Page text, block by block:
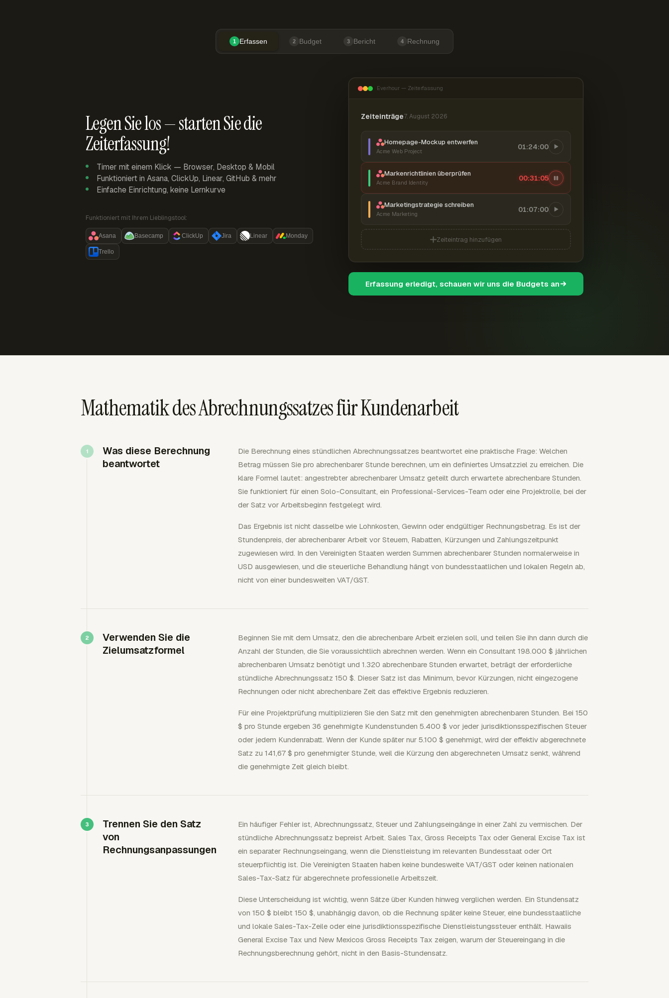
1 Erfassen 2 Budget 3 Bericht 4 Rechnung
Legen Sie los — starten Sie die
Zeiterfassung!
Timer mit einem Klick — Browser, Desktop & Mobil
Funktioniert in Asana, ClickUp, Linear, GitHub & mehr
Einfache Einrichtung, keine Lernkurve
Funktioniert mit Ihrem Lieblingstool:
Asana Basecamp ClickUp Jira Linear Monday
Trello
Everhour — Zeiterfassung
Zeiteinträge7. August 2026
Homepage-Mockup entwerfen
Acme Web Project
01:24:00
Markenrichtlinien überprüfen
Acme Brand Identity
00:31:06
Marketingstrategie schreiben
Acme Marketing
01:07:00
Zeiteintrag hinzufügen
Erfassung erledigt, schauen wir uns die Budgets an
Mathematik des Abrechnungssatzes für Kundenarbeit
Was diese Berechnung
beantwortet
Die Berechnung eines stündlichen Abrechnungssatzes beantwortet eine praktische Frage: Welchen
Betrag müssen Sie pro abrechenbarer Stunde berechnen, um ein definiertes Umsatzziel zu erreichen. Die
klare Formel lautet: angestrebter abrechenbarer Umsatz geteilt durch erwartete abrechenbare Stunden.
Sie funktioniert für einen Solo-Consultant, ein Professional-Services-Team oder eine Projektrolle, bei der
der Satz vor Arbeitsbeginn festgelegt wird.
Das Ergebnis ist nicht dasselbe wie Lohnkosten, Gewinn oder endgültiger Rechnungsbetrag. Es ist der
Stundenpreis, der abrechenbarer Arbeit vor Steuern, Rabatten, Kürzungen und Zahlungszeitpunkt
zugewiesen wird. In den Vereinigten Staaten werden Summen abrechenbarer Stunden normalerweise in
USD ausgewiesen, und die steuerliche Behandlung hängt von bundesstaatlichen und lokalen Regeln ab,
nicht von einer bundesweiten VAT/GST.
Verwenden Sie die
Zielumsatzformel
Beginnen Sie mit dem Umsatz, den die abrechenbare Arbeit erzielen soll, und teilen Sie ihn dann durch die
Anzahl der Stunden, die Sie voraussichtlich abrechnen werden. Wenn ein Consultant 198.000 $ jährlichen
abrechenbaren Umsatz benötigt und 1.320 abrechenbare Stunden erwartet, beträgt der erforderliche
stündliche Abrechnungssatz 150 $. Dieser Satz ist das Minimum, bevor Kürzungen, nicht eingezogene
Rechnungen oder nicht abrechenbare Zeit das effektive Ergebnis reduzieren.
Für eine Projektprüfung multiplizieren Sie den Satz mit den genehmigten abrechenbaren Stunden. Bei 150
$ pro Stunde ergeben 36 genehmigte Kundenstunden 5.400 $ vor jeder jurisdiktionsspezifischen Steuer
oder jedem Kundenrabatt. Wenn der Kunde später nur 5.100 $ genehmigt, wird der effektiv abgerechnete
Satz zu 141,67 $ pro genehmigter Stunde, weil die Kürzung den abgerechneten Umsatz senkt, während
die genehmigte Zeit gleich bleibt.
Trennen Sie den Satz
von
Rechnungsanpassungen
Ein häufiger Fehler ist, Abrechnungssatz, Steuer und Zahlungseingänge in einer Zahl zu vermischen. Der
stündliche Abrechnungssatz bepreist Arbeit. Sales Tax, Gross Receipts Tax oder General Excise Tax ist
ein separater Rechnungseingang, wenn die Dienstleistung im relevanten Bundesstaat oder Ort
steuerpflichtig ist. Die Vereinigten Staaten haben keine bundesweite VAT/GST oder keinen nationalen
Sales-Tax-Satz für abgerechnete professionelle Arbeitszeit.
Diese Unterscheidung ist wichtig, wenn Sätze über Kunden hinweg verglichen werden. Ein Stundensatz
von 150 $ bleibt 150 $, unabhängig davon, ob die Rechnung später keine Steuer, eine bundesstaatliche
und lokale Sales-Tax-Zeile oder eine jurisdiktionsspezifische Dienstleistungssteuer enthält. Hawaiis
General Excise Tax und New Mexicos Gross Receipts Tax zeigen, warum der Steuereingang in die
Rechnungsberechnung gehört, nicht in den Basis-Stundensatz.